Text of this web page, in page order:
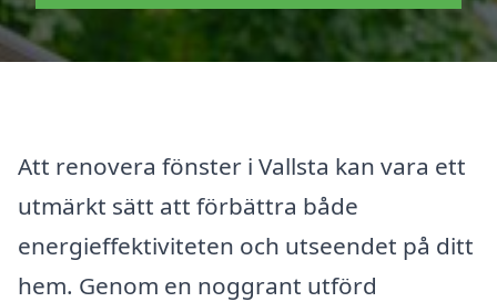
Att renovera fönster i Vallsta kan vara ett
utmärkt sätt att förbättra både
energieffektiviteten och utseendet på ditt
hem. Genom en noggrant utförd